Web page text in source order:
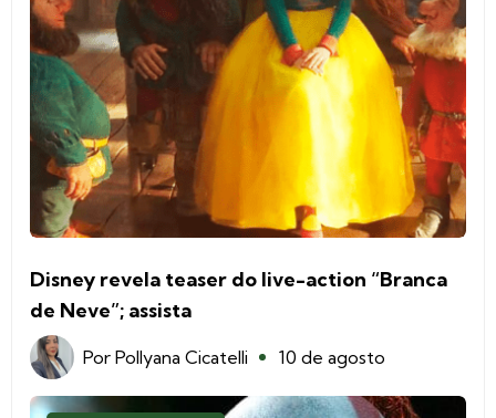
Disney revela teaser do live-action “Branca
de Neve”; assista
Por Pollyana Cicatelli 10 de agosto